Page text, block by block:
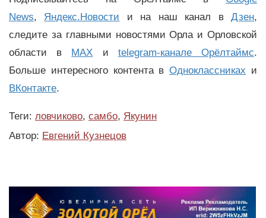
News, Яндекс.Новости и на наш канал вДзен,
следите за главными новостями Орла и Орловской
области в MAX и telegram-канале Орёлтаймс.
Больше интересного контента вОдноклассниках и
ВКонтакте.
Теги: ловчиково, самбо, Якунин
Автор: Евгений Кузнецов